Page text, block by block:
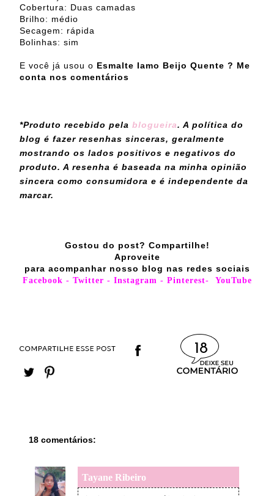
Cobertura: Duas camadas
Brilho: médio
Secagem: rápida
Bolinhas: sim
E você já usou o Esmalte Iamo Beijo Quente ? Me
conta nos comentários
*Produto recebido pela blogueira. A política do
blog é fazer resenhas sinceras, geralmente
mostrando os lados positivos e negativos do
produto. A resenha é baseada na minha opinião
sincera como consumidora e é independente da
marcar.
Gostou do post? Compartilhe!
Aproveite
para acompanhar nosso blog nas redes sociais
Facebook - Twitter - Instagram - Pinterest- YouTube
18
18 comentários:
Tayane Ribeiro
segunda-feira, novembro 28, 2022